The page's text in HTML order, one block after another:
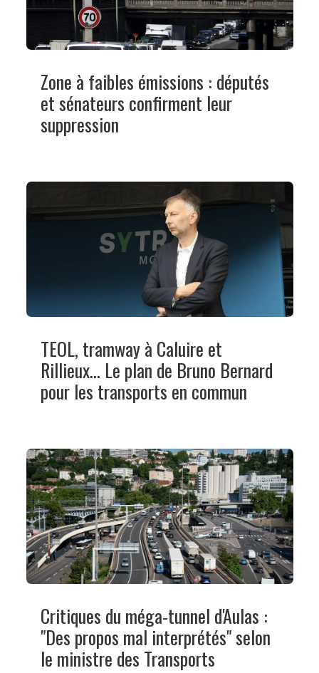
Zone à faibles émissions : députés
et sénateurs confirment leur
suppression
TEOL, tramway à Caluire et
Rillieux... Le plan de Bruno Bernard
pour les transports en commun
Critiques du méga-tunnel d'Aulas :
"Des propos mal interprétés" selon
le ministre des Transports